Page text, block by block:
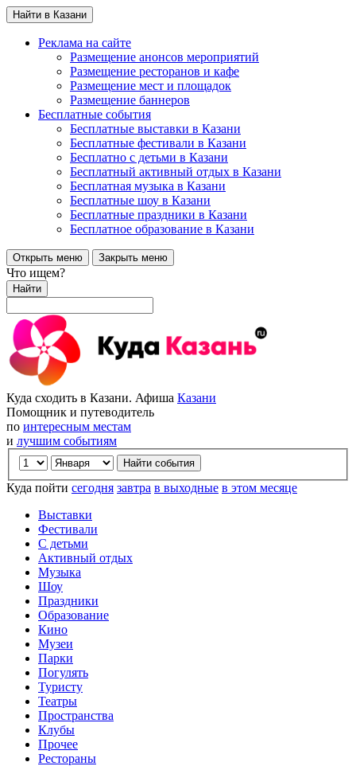
Найти в Казани
Реклама на сайте
Размещение анонсов мероприятий
Размещение ресторанов и кафе
Размещение мест и площадок
Размещение баннеров
Бесплатные события
Бесплатные выставки в Казани
Бесплатные фестивали в Казани
Бесплатно с детьми в Казани
Бесплатный активный отдых в Казани
Бесплатная музыка в Казани
Бесплатные шоу в Казани
Бесплатные праздники в Казани
Бесплатное образование в Казани
Открыть меню Закрыть меню
Что ищем?
Найти
Куда сходить в Казани. Афиша Казани
Помощник и путеводитель
по интересным местам
и лучшим событиям
Куда пойти сегодня завтра в выходные в этом месяце
Выставки
Фестивали
С детьми
Активный отдых
Музыка
Шоу
Праздники
Образование
Кино
Музеи
Парки
Погулять
Туристу
Театры
Пространства
Клубы
Прочее
Рестораны